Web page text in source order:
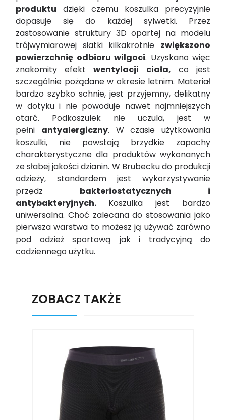
produktu dzięki czemu koszulka precyzyjnie
dopasuje się do każdej sylwetki. Przez
zastosowanie struktury 3D opartej na modelu
trójwymiarowej siatki kilkakrotnie zwiększono
powierzchnię odbioru wilgoci. Uzyskano więc
znakomity efektwentylacji ciała, co jest
szczególnie pożądane w okresie letnim. Materiał
bardzo szybko schnie, jest przyjemny, delikatny
w dotyku i nie powoduje nawet najmniejszych
otarć. Podkoszulek nie uczula, jest w
pełni antyalergiczny. W czasie użytkowania
koszulki, nie powstają brzydkie zapachy
charakterystyczne dla produktów wykonanych
ze słabej jakości dzianin. W Brubecku do produkcji
odzieży, standardem jest wykorzystywanie
przędz bakteriostatycznych i
antybakteryjnych. Koszulka jest bardzo
uniwersalna. Choć zalecana do stosowania jako
pierwsza warstwa to możesz ją używać zarówno
pod odzież sportową jak i tradycyjną do
codziennego użytku.
ZOBACZ TAKŻE